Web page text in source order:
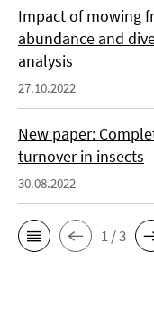
Impact of mowing
abundance and
analysis
27.10.2022
New paper:
turnover in insects
30.08.2022
1 / 3